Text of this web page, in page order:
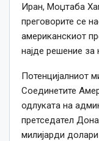
Иран, Моџтаба
преговорите се
американскиот
најде решение
Потенцијалниот
Соединетите
одлуката на
претседател
милијарди